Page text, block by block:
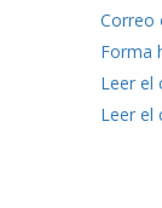
Correo
Forma
Leer el
Leer el